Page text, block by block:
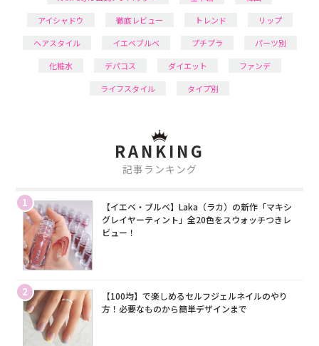
アイシャドウ
徹底レビュー トレンド
リップ
ヘアスタイル
イエベブルベ プチプラ
パーツ別
化粧水
デパコス ダイエット
ファンデ
ライフスタイル
タイプ別
RANKING
記事ランキング
1
【イエベ・ブルベ】Laka（ラカ）の新作「マキシ
グレイヤーティント」全20色をスウォッチつきレ
ビュー！
2
【100均】で楽しめるセルフジェルネイルのやり
方！必要なものから簡単デザインまで